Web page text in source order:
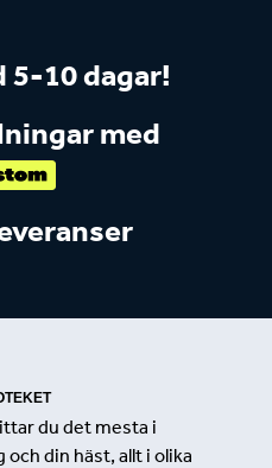
5-10 dagar!
med
du det mesta i
din häst, allt i olika